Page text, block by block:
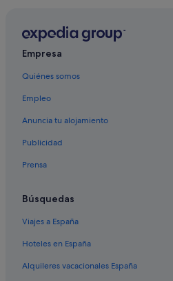
Hoteles baratos en Condado de
Casas de huéspedes en
Cruceros en Condado de
Empresa
Quiénes somos
Empleo
Anuncia tu alojamiento
Publicidad
Prensa
Búsquedas
Viajes a España
Hoteles en España
Alquileres vacacionales España